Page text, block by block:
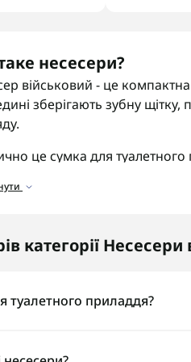
несесери?
військовий - це компактна
зберігають зубну щітку,
це сумка для
спорядженні
несесерів
і не розкладати все по
категорії Несесери
туалетного приладдя?
крем, пластир або